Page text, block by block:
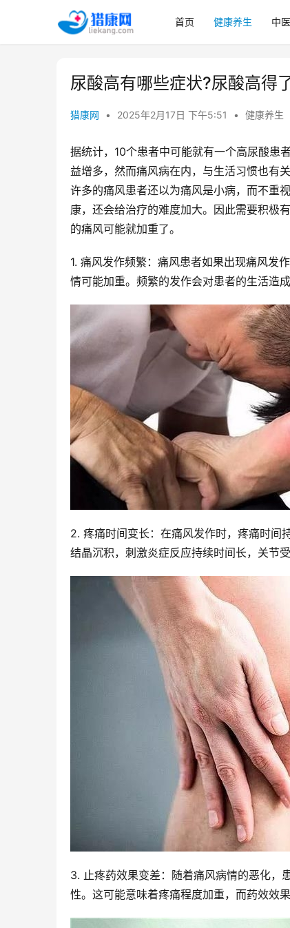
首页 健康养生 中
尿酸高有哪些症状?尿酸高得
猎康网 • 2025年2月17日 下午5:51 • 健康养生
据统计，10个患者中可能就有一个高尿酸患
益增多，然而痛风病在内，与生活习惯也有
许多的痛风患者还以为痛风是小病，而不重
康，还会给治疗的难度加大。因此需要积极
的痛风可能就加重了。
1. 痛风发作频繁：痛风患者如果出现痛风发
情可能加重。频繁的发作会对患者的生活造
2. 疼痛时间变长：在痛风发作时，疼痛时间
结晶沉积，刺激炎症反应持续时间长，关节
3. 止疼药效果变差：随着痛风病情的恶化，
性。这可能意味着疼痛程度加重，而药效效